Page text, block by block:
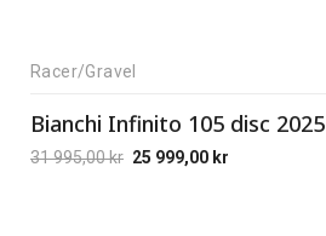
Racer/Gravel
Bianchi Infinito 105 disc 2025
31 995,00kr 25 999,00 kr